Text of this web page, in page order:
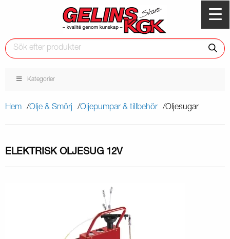
Kategorier
Hem Olje & Smörj Oljepumpar & tillbehör Oljesugar
ELEKTRISK OLJESUG 12V